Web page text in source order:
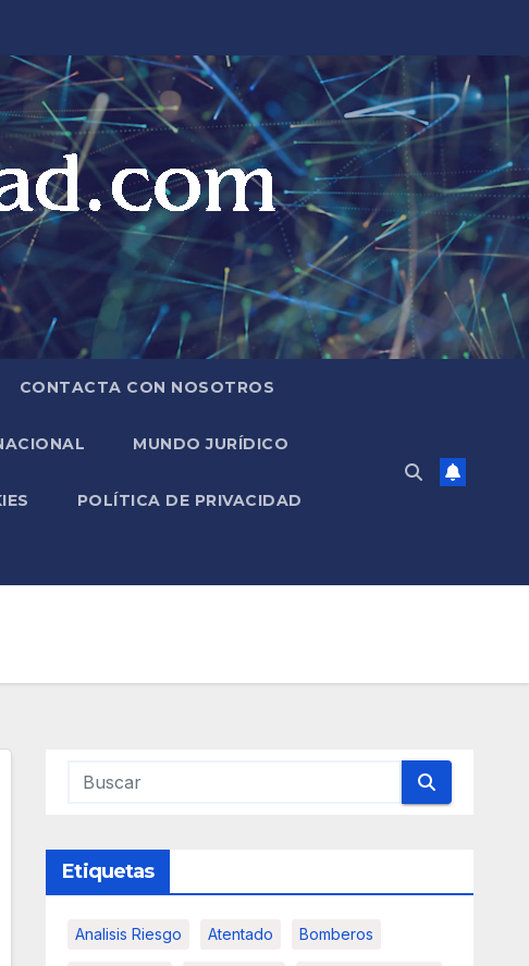
CONTACTA CON NOSOTROS
MUNDO JURÍDICO
POLÍTICA DE PRIVACIDAD
Etiquetas
Analisis Riesgo Atentado Bomberos